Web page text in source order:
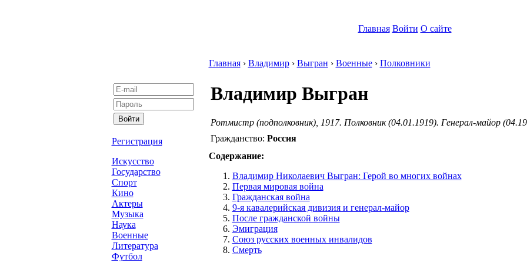
Главная Войти О сайте
Регистрация
Искусство
Государство
Спорт
Кино
Актеры
Музыка
Наука
Военные
Литература
Футбол
Главная› Владимир› Выгран › Военные› Полковники
Владимир Выгран
Ротмистр (подполковник), 1917. Полковник (04.01.1919). Генерал-майор
Гражданство: Россия
Содержание:
Владимир Николаевич Выгран: Герой во многих войнах
Первая мировая война
Гражданская война
9-я кавалерийская дивизия и генерал-майор
После гражданской войны
Эмиграция
Союз русских военных инвалидов
Смерть